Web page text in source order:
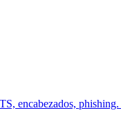
encabezados, phishing.